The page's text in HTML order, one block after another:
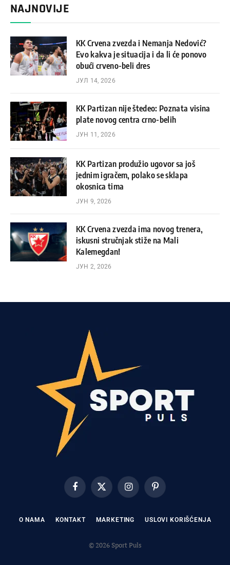
NAJNOVIJE
KK Crvena zvezda i Nemanja Nedović?
Evo kakva je situacija i da li će ponovo
obući crveno-beli dres
ЈУЛ 14, 2026
KK Partizan nije štedeo: Poznata visina
plate novog centra crno-belih
ЈУН 11, 2026
KK Partizan produžio ugovor sa još
jednim igračem, polako se sklapa
okosnica tima
ЈУН 9, 2026
KK Crvena zvezda ima novog trenera,
iskusni stručnjak stiže na Mali
Kalemegdan!
ЈУН 2, 2026
FacebookX
(Twitter)
InstagramPinterest
O NAMA KONTAKT MARKETING USLOVI KORIŠĆENJA
© 2026 Sport Puls